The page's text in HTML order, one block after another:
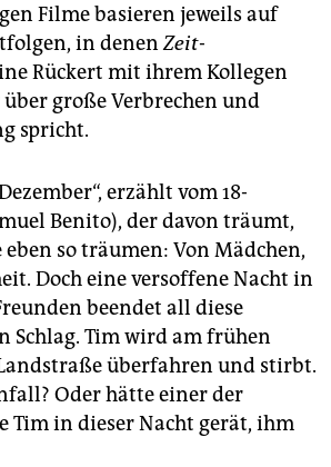
Filme basieren jeweils auf
in denenZeit-
Rückert mit ihrem Kollegen
große Verbrechen und
spricht.
erzählt vom 18-
Benito), der davon träumt,
eben so träumen: Von Mädchen,
Doch eine versoffene Nacht in
beendet all diese
Schlag. Tim wird am frühen
überfahren und stirbt.
Oder hätte einer der
Tim in dieser Nacht gerät, ihm